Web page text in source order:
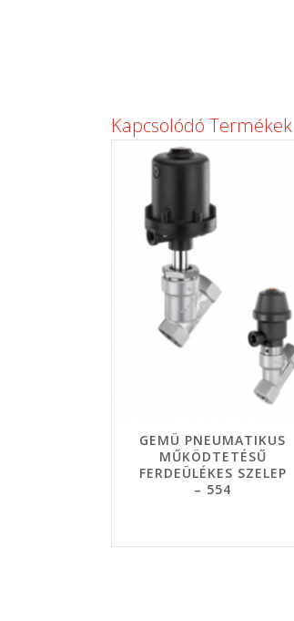
Kapcsolódó Termékek
GEMÜ PNEUMATIKUS
MŰKÖDTETÉSŰ
FERDEÜLÉKES SZELEP
– 554